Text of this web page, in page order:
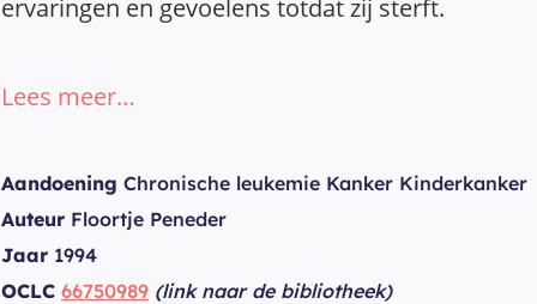
ervaringen en gevoelens totdat zij sterft.
Lees meer…
Aandoening Chronische leukemie Kanker Kinderkanker
Auteur Floortje Peneder
Jaar 1994
OCLC 66750989 (link naar de bibliotheek)